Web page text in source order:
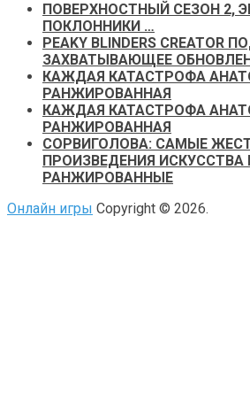
ПОВЕРХНОСТНЫЙ СЕЗОН 2,
ПОКЛОННИКИ …
PEAKY BLINDERS
ЗАХВАТЫВАЮЩЕЕ
КАЖДАЯ КАТАСТРОФА
РАНЖИРОВАННАЯ
КАЖДАЯ КАТАСТРОФА
РАНЖИРОВАННАЯ
СОРВИГОЛОВА: САМЫЕ
ПРОИЗВЕДЕНИЯ ИСКУССТВА
РАНЖИРОВАННЫЕ
Онлайн игры Copyright © 2026.